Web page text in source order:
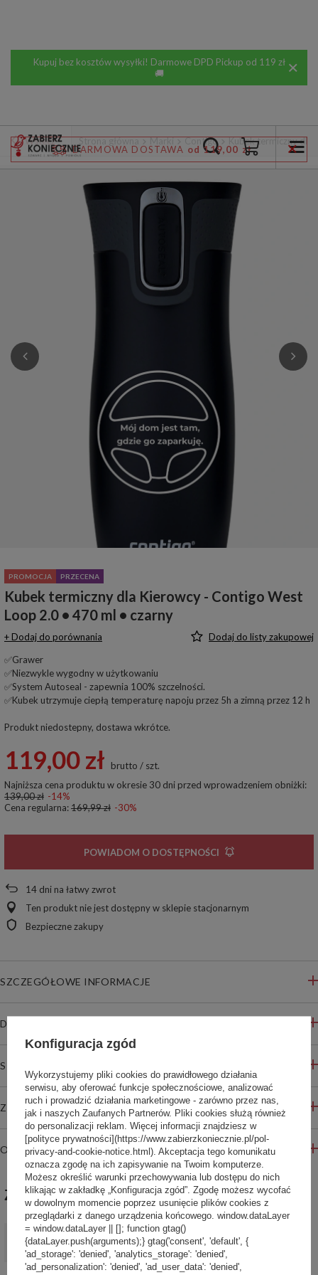
Kupuj bez kosztów wysyłki! Darmowe DPD Pickup od 119 zł
🚚
DARMOWA DOSTAWA od 119,00 zł
Wstecz Strona główna Marki Contigo Kubek termiczny dla
PROMOCJA PRZECENA
Kubek termiczny dla Kierowcy - Contigo West
Loop 2.0 • 470 ml • czarny
+ Dodaj do porównania
Dodaj do listy zakupowej
✅Grawer
✅Niezwykle wygodny w użytkowaniu
✅System Autoseal - zapewnia 100% szczelności.
✅Kubek utrzymuje ciepłą temperaturę napoju przez 5h a zimną przez 12 h
Produkt niedostepny, dostawa wkrótce
119,00 zł brutto / szt.
Najniższa cena produktu w okresie 30 dni przed wprowadzeniem obniżki:
139,00 zł -14%
Cena regularna:169,99 zł -30%
POWIADOM O DOSTĘPNOŚCI
14 dni na łatwy zwrot
Ten produkt nie jest dostępny w sklepie stacjonarnym
Bezpieczne zakupy
SZCZEGÓŁOWE INFORMACJE
DO POBRANIA
STREFA REKOMENDACJI
ZADAJ PYTANIE
OPINIE
ZABIERZ JESZCZE :)
PROMOCJA
Kubek termiczny z grawerem Contigo Byron 720ml - Gunmetal
99,99 zł szt.
Konfiguracja zgód
Wykorzystujemy pliki cookies do prawidłowego działania
serwisu, aby oferować funkcje społecznościowe, analizować
ruch i prowadzić działania marketingowe - zarówno przez nas,
jak i naszych Zaufanych Partnerów. Pliki cookies służą również
do personalizacji reklam. Więcej informacji znajdziesz w
[polityce prywatności](https://www.zabierzkoniecznie.pl/pol-
privacy-and-cookie-notice.html). Akceptacja tego komunikatu
oznacza zgodę na ich zapisywanie na Twoim komputerze.
Możesz określić warunki przechowywania lub dostępu do nich
klikając w zakładkę „Konfiguracja zgód”. Zgodę możesz wycofać
w dowolnym momencie poprzez usunięcie plików cookies z
przeglądarki z danego urządzenia końcowego. window.dataLayer
= window.dataLayer || []; function gtag()
{dataLayer.push(arguments);} gtag('consent', 'default', {
'ad_storage': 'denied', 'analytics_storage': 'denied',
'ad_personalization': 'denied', 'ad_user_data': 'denied',